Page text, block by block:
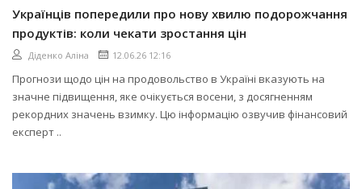
Українців попередили про нову хвилю подорожчання
продуктів: коли чекати зростання цін
Діденко Аліна 12.06.26 12:16
Прогнози щодо цін на продовольство в Україні вказують на
значне підвищення, яке очікується восени, з досягненням
рекордних значень взимку. Цю інформацію озвучив фінансовий
експерт ..